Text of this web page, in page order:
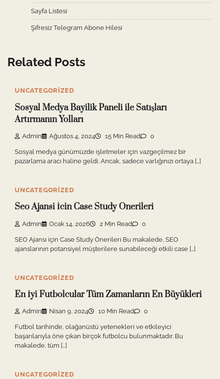
Sayfa Listesi
Şifresiz Telegram Abone Hilesi
Related Posts
UNCATEGORIZED
Sosyal Medya Bayilik Paneli ile Satışları
Artırmanın Yolları
Admin Ağustos 4, 2024 15 Min Read 0
Sosyal medya günümüzde işletmeler için vazgeçilmez bir
pazarlama aracı haline geldi. Ancak, sadece varlığınızı ortaya […]
UNCATEGORIZED
Seo Ajansi İcin Case Study Onerileri
Admin Ocak 14, 2026 2 Min Read 0
SEO Ajansı için Case Study Önerileri Bu makalede, SEO
ajanslarının potansiyel müşterilere sunabileceği etkili case […]
UNCATEGORIZED
En İyi Futbolcular Tüm Zamanların En Büyükleri
Admin Nisan 9, 2024 10 Min Read 0
Futbol tarihinde, olağanüstü yetenekleri ve etkileyici
başarılarıyla öne çıkan birçok futbolcu bulunmaktadır. Bu
makalede, tüm […]
UNCATEGORIZED